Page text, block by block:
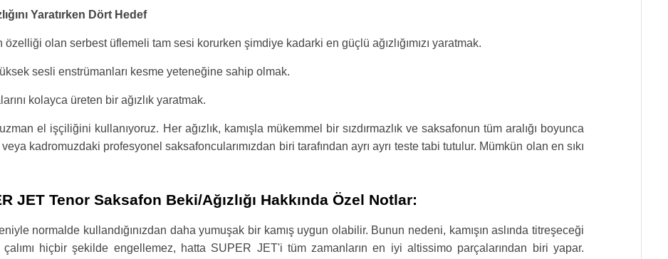
Yaratırken Dört Hedef
özelliği olan serbest üflemeli tam sesi korurken şimdiye kadarki en güçlü ağızlığımızı yaratmak.
sesli enstrümanları kesme yeteneğine sahip olmak.
kolayca üreten bir ağızlık yaratmak.
el işçiliğini kullanıyoruz. Her ağızlık, kamışla mükemmel bir sızdırmazlık ve saksafonun tüm aralığı boyunca
kadromuzdaki profesyonel saksafoncularımızdan biri tarafından ayrı ayrı teste tabi tutulur. Mümkün olan en sıkı
JET Tenor Saksafon Beki/Ağızlığı Hakkında Özel Notlar:
normalde kullandığınızdan daha yumuşak bir kamış uygun olabilir. Bunun nedeni, kamışın aslında titreşeceği
hiçbir şekilde engellemez, hatta SUPER JET'i tüm zamanların en iyi altissimo parçalarından biri yapar.